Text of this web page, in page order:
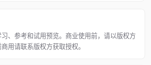
、参考和试用预览。商业使用前，请以版权方
用请联系版权方获取授权。